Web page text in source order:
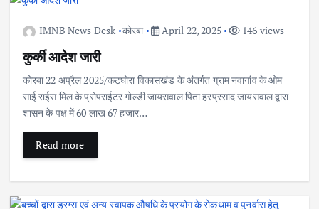
IMNB News Desk कोरबा April 22, 2025 146 views
कुर्की आदेश जारी
कोरबा 22 अप्रैल 2025/कटघोरा विकासखंड के अंतर्गत ग्राम नवागांव के ओम
साई राईस मिल के प्रोपराईटर गोल्डी जायसवाल पिता हरप्रसाद जायसवाल द्वारा
शासन के पक्ष में 60 लाख 67 हजार…
Read more